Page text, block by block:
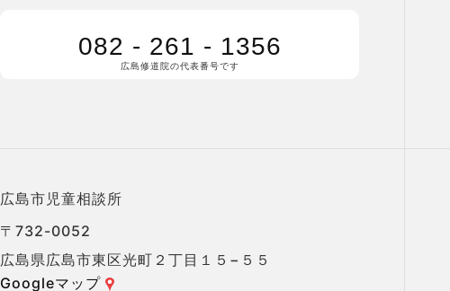
082 - 261 - 1356
広島修道院の代表番号です
広島市児童相談所
〒732-0052
広島県広島市東区光町２丁目１５−５５
Googleマップ